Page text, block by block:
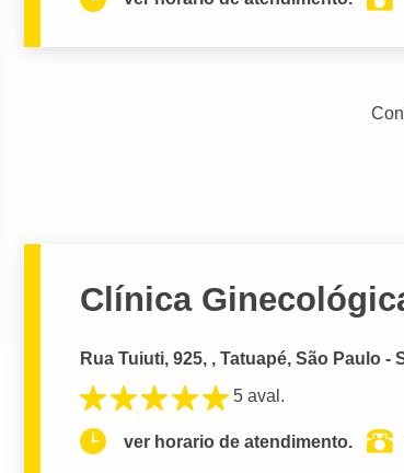
Clínica
Rua Tuiuti, 925, , Tatuapé, São Paulo -
5 aval.
ver horario de atendimento.